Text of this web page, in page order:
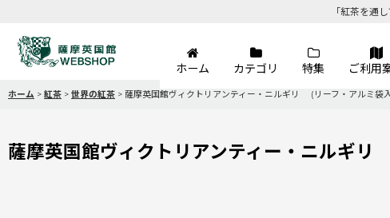
「紅茶を通
ホーム カテゴリ 特集 ご利用
ホーム > 紅茶 > 世界の紅茶 > 薩摩英国館ヴィクトリアンティー・ニルギリ (リーフ・アルミ袋
薩摩英国館ヴィクトリアンティー・ニルギ